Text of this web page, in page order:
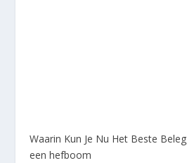
Waarin Kun Je Nu Het Beste
een hefboom